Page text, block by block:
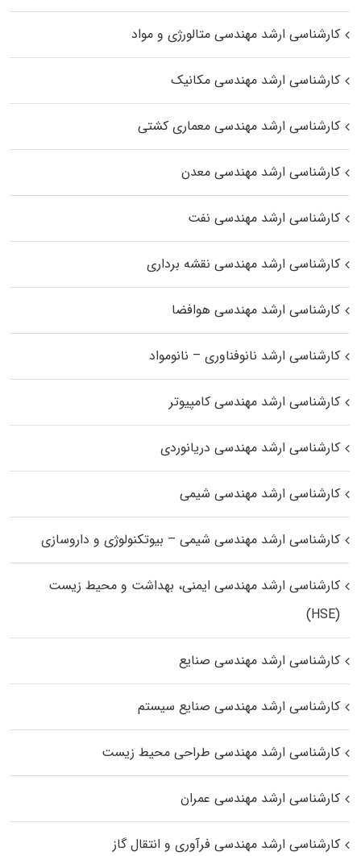
کارشناسی ارشد مهندسی متالورژی و مواد
کارشناسی ارشد مهندسی مکانیک
کارشناسی ارشد مهندسی معماری کشتی
کارشناسی ارشد مهندسی معدن
کارشناسی ارشد مهندسی نفت
کارشناسی ارشد مهندسی نقشه برداری
کارشناسی ارشد مهندسی هوافضا
کارشناسی ارشد نانوفناوری – نانومواد
کارشناسی ارشد مهندسی کامپیوتر
کارشناسی ارشد مهندسی دریانوردی
کارشناسی ارشد مهندسی شیمی
کارشناسی ارشد مهندسی شیمی – بیوتکنولوژی و داروسازی
کارشناسی ارشد مهندسی ایمنی، بهداشت و محیط زیست
(HSE)
کارشناسی ارشد مهندسی صنایع
کارشناسی ارشد مهندسی صنایع سیستم
کارشناسی ارشد مهندسی طراحی محیط زیست
کارشناسی ارشد مهندسی عمران
کارشناسی ارشد مهندسی فرآوری و انتقال گاز